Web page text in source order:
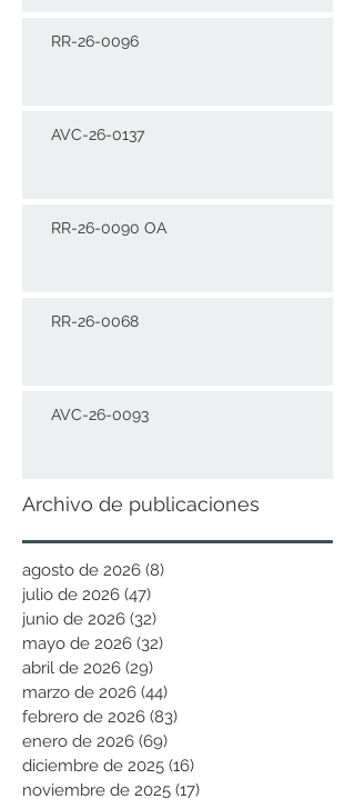
RR-26-0096
AVC-26-0137
RR-26-0090 OA
RR-26-0068
AVC-26-0093
Archivo de publicaciones
agosto de 2026 (8)
julio de 2026 (47)
junio de 2026 (32)
mayo de 2026 (32)
abril de 2026 (29)
marzo de 2026 (44)
febrero de 2026 (83)
enero de 2026 (69)
diciembre de 2025 (16)
noviembre de 2025 (17)